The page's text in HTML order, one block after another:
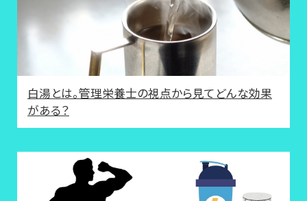
白湯とは。管理栄養士の視点から見てどんな効果
がある？